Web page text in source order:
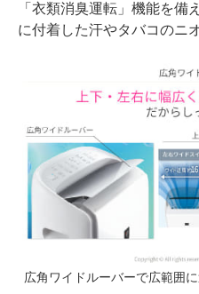
「衣類消臭運転」機能を備
に付着した汗やタバコのニ
広角ワイドルーバーで広範囲